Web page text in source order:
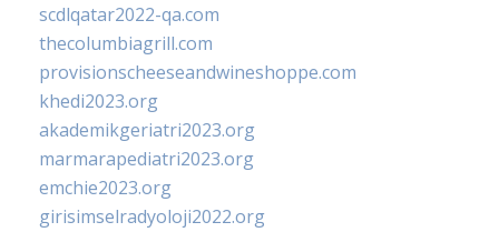
scdlqatar2022-qa.com
thecolumbiagrill.com
provisionscheeseandwineshoppe.com
khedi2023.org
akademikgeriatri2023.org
marmarapediatri2023.org
emchie2023.org
girisimselradyoloji2022.org